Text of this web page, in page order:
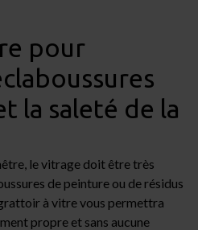
pour
la saleté de la
le vitrage doit être très
de peinture ou de résidus
à vitre vous permettra
propre et sans aucune